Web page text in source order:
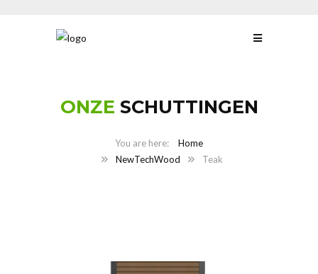
ONZE SCHUTTINGEN
Home
NewTechWood
Teak